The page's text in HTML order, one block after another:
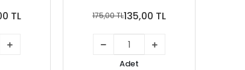
TL 175,00 TL135,00 TL
Adet